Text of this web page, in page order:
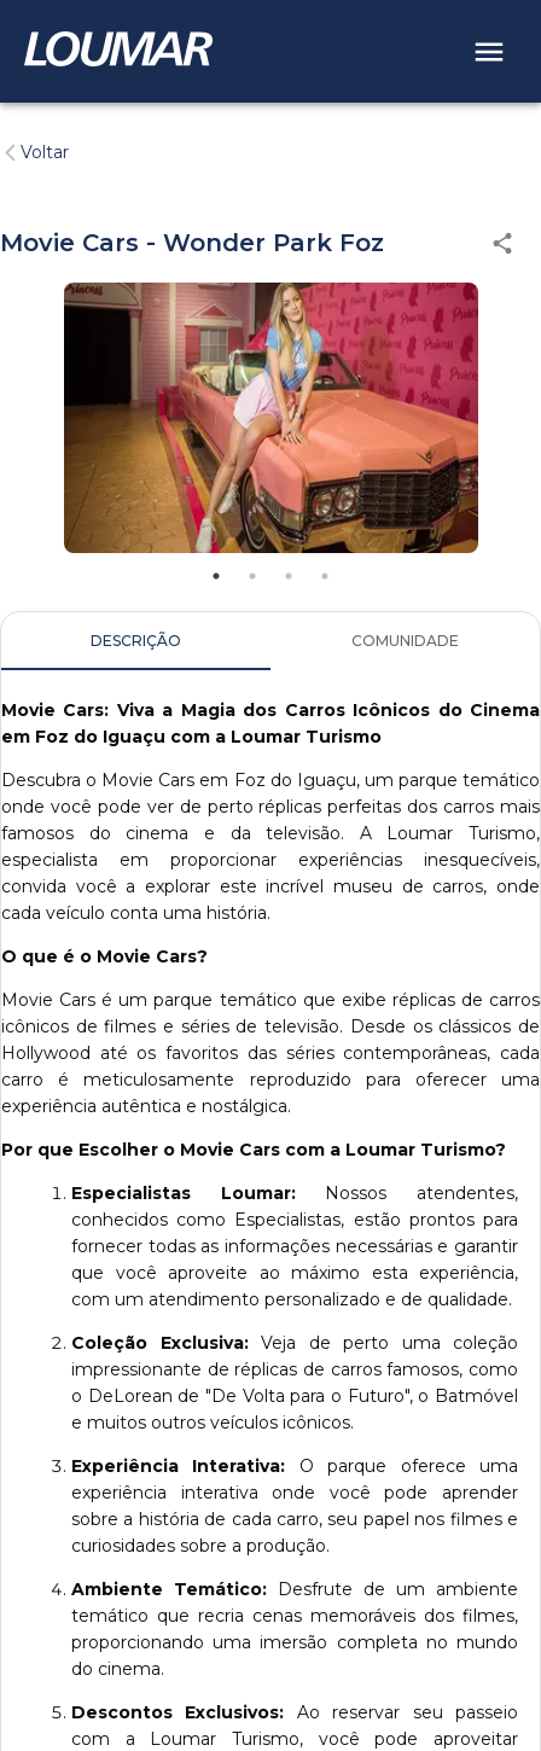
Voltar
Movie Cars - Wonder Park Foz
DESCRIÇÃO COMUNIDADE
Movie Cars: Viva a Magia dos Carros Icônicos do Cinema
em Foz do Iguaçu com a Loumar Turismo
Descubra o Movie Cars em Foz do Iguaçu, um parque temático
onde você pode ver de perto réplicas perfeitas dos carros mais
famosos do cinema e da televisão. A Loumar Turismo,
especialista em proporcionar experiências inesquecíveis,
convida você a explorar este incrível museu de carros, onde
cada veículo conta uma história.
O que é o Movie Cars?
Movie Cars é um parque temático que exibe réplicas de carros
icônicos de filmes e séries de televisão. Desde os clássicos de
Hollywood até os favoritos das séries contemporâneas, cada
carro é meticulosamente reproduzido para oferecer uma
experiência autêntica e nostálgica.
Por que Escolher o Movie Cars com a Loumar Turismo?
Especialistas Loumar:Nossos atendentes,
conhecidos como Especialistas, estão prontos para
fornecer todas as informações necessárias e garantir
que você aproveite ao máximo esta experiência,
com um atendimento personalizado e de qualidade.
Coleção Exclusiva:Veja de perto uma coleção
impressionante de réplicas de carros famosos, como
o DeLorean de "De Volta para o Futuro", o Batmóvel
e muitos outros veículos icônicos.
Experiência Interativa: O parque oferece uma
experiência interativa onde você pode aprender
sobre a história de cada carro, seu papel nos filmes e
curiosidades sobre a produção.
Ambiente Temático: Desfrute de um ambiente
temático que recria cenas memoráveis dos filmes,
proporcionando uma imersão completa no mundo
do cinema.
Descontos Exclusivos: Ao reservar seu passeio
com a Loumar Turismo, você pode aproveitar